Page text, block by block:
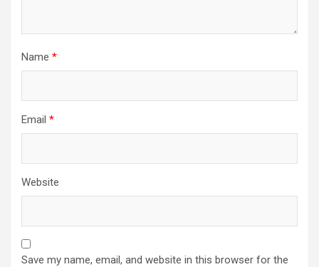
Name *
Email *
Website
Save my name, email, and website in this browser for the